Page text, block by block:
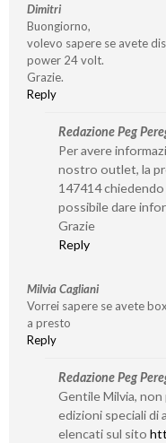
Dimitri
Buongiorno,
volevo sapere se avete
power 24 volt.
Grazie.
Reply
Redazione Peg
Per avere
nostro outlet, la
147414
possibile dare
Grazie
Reply
Milvia Cagliani
Vorrei sapere se avete
a presto
Reply
Redazione Peg
Gentile Milvia,
edizioni speciali
elencati sul sito